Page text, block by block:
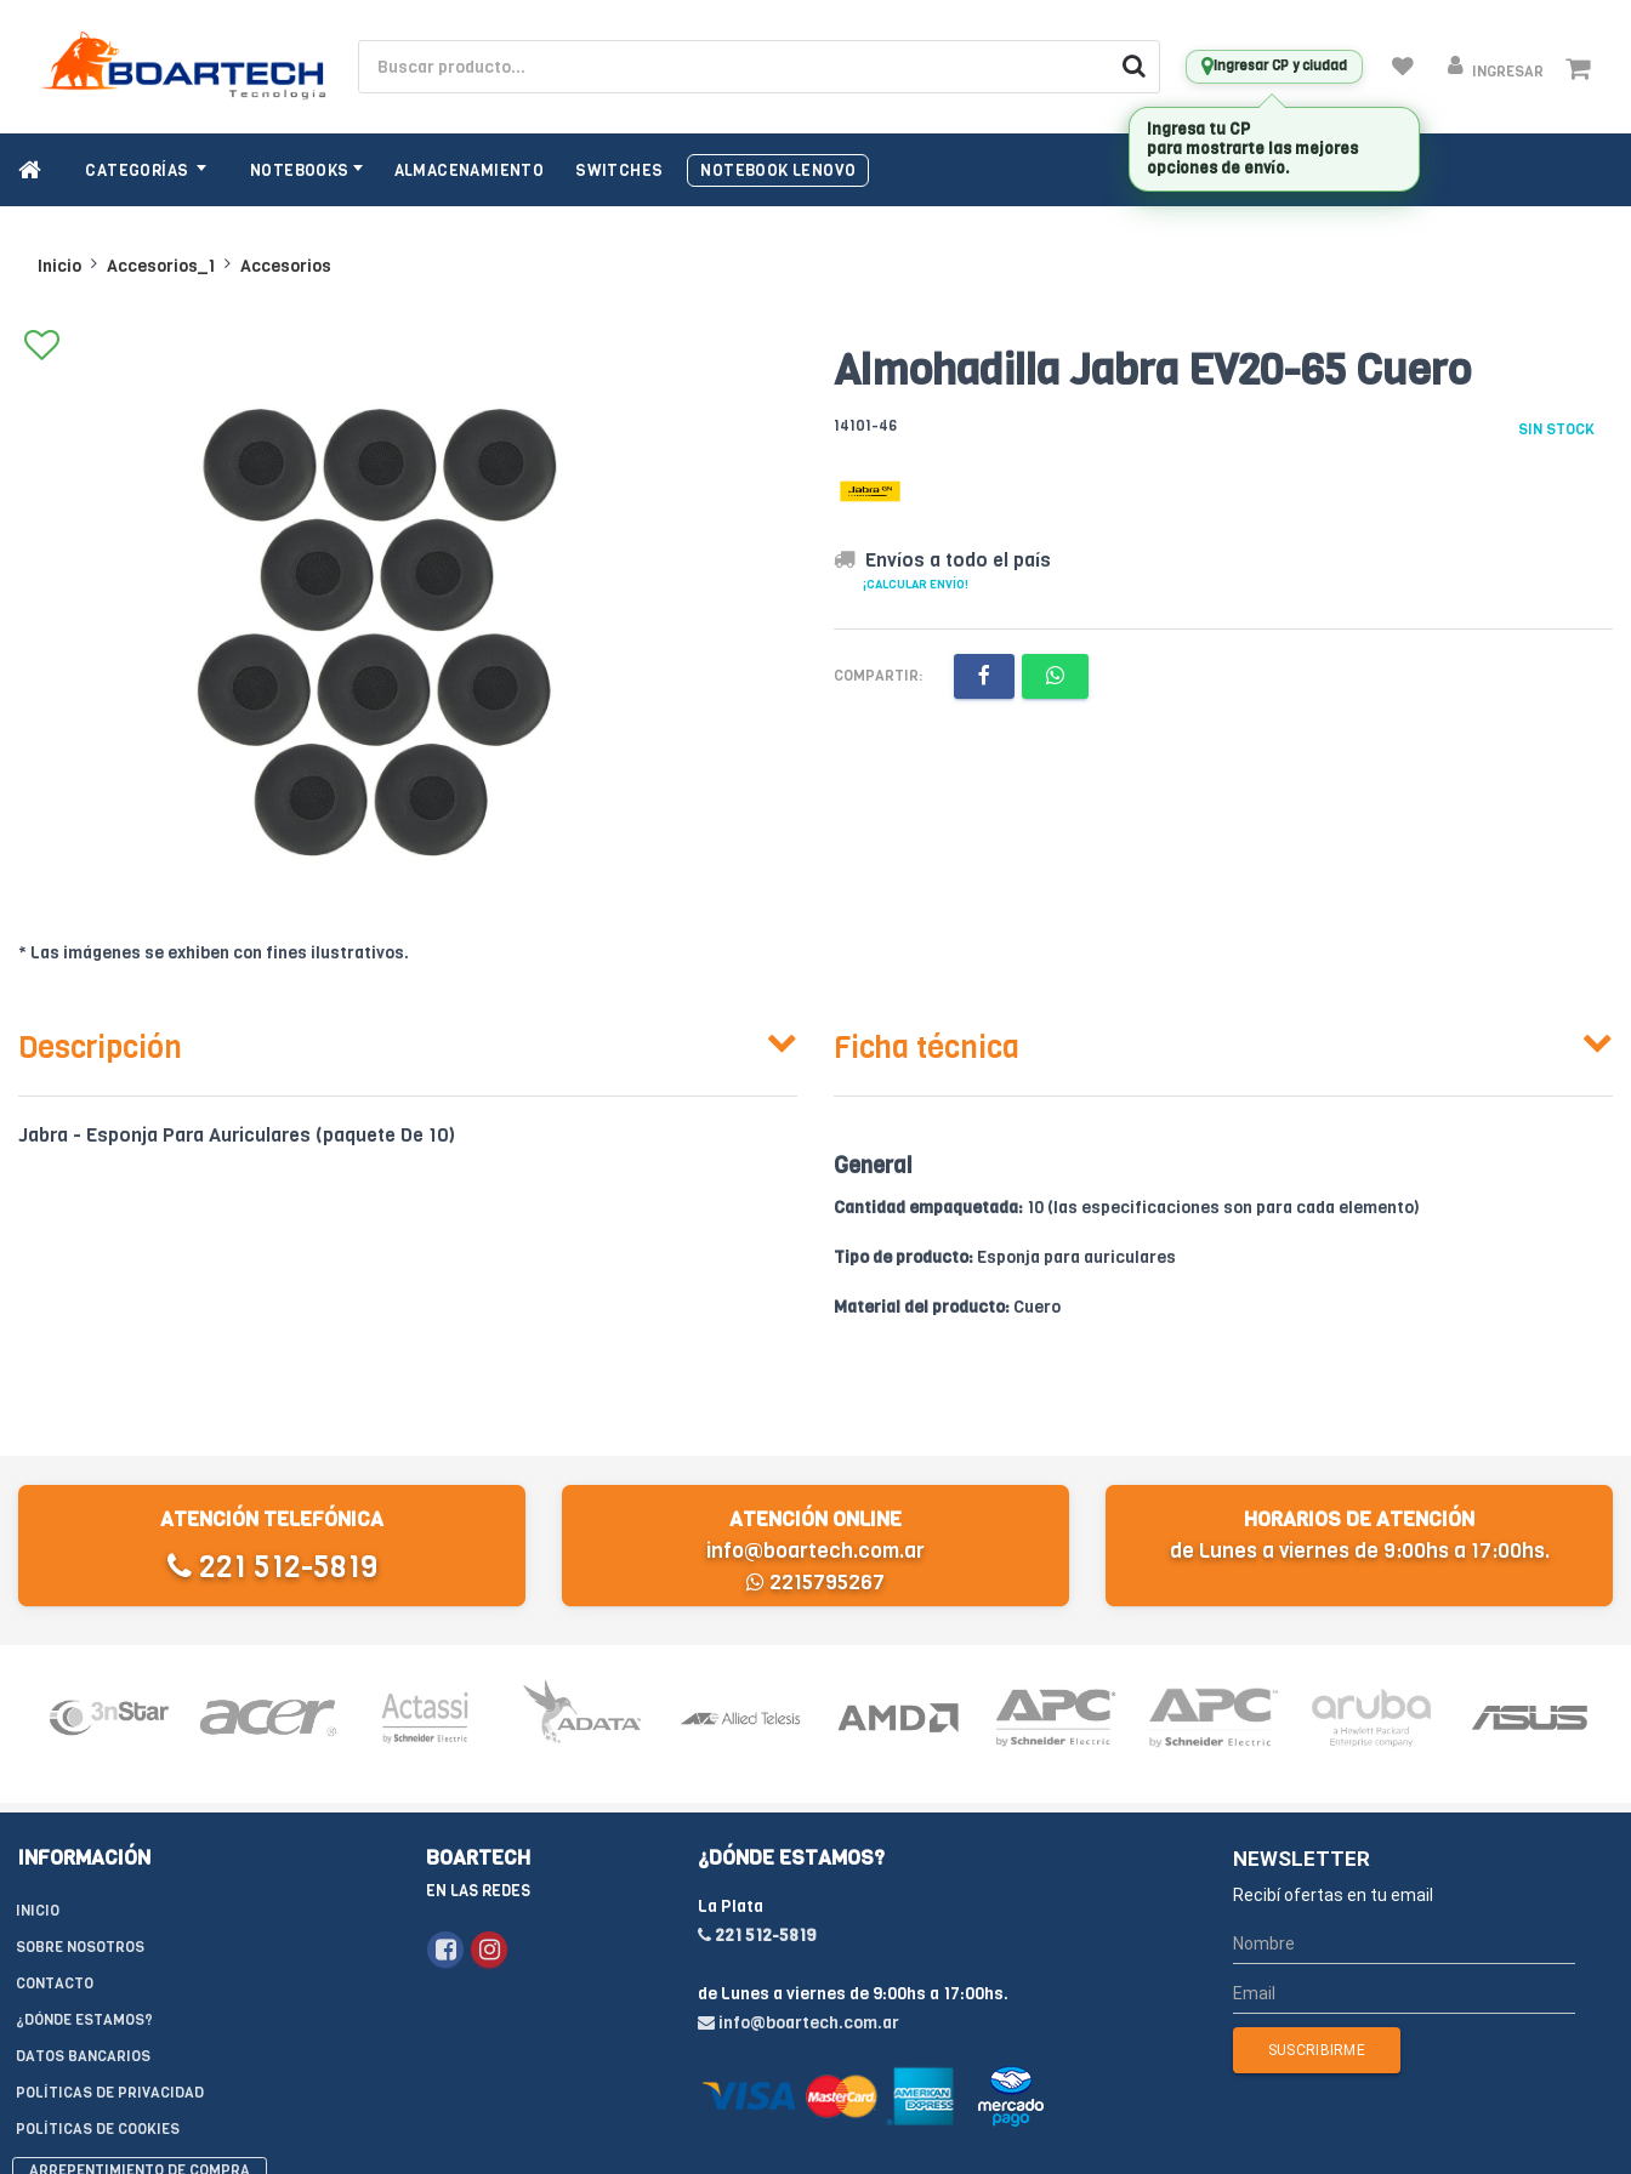
Ingresar CP y ciudad INGRESAR
CATEGORÍAS NOTEBOOKS ALMACENAMIENTO SWITCHES NOTEBOOK LENOVO
Inicio Accesorios_1 Accesorios
* Las imágenes se exhiben con fines ilustrativos.
Almohadilla Jabra EV20-65 Cuero
14101-46 SIN STOCK
Envíos a todo el país
¡CALCULAR ENVÍO!
COMPARTIR:
Descripción
Jabra - Esponja Para Auriculares (paquete De 10)
Ficha técnica
General
Cantidad empaquetada: 10 (las especificaciones son para cada elemento)
Tipo de producto: Esponja para auriculares
Material del producto: Cuero
ATENCIÓN TELEFÓNICA
221 512-5819
ATENCIÓN ONLINE
info@boartech.com.ar
2215795267
HORARIOS DE ATENCIÓN
de Lunes a viernes de 9:00hs a 17:00hs.
INFORMACIÓN
INICIO
SOBRE NOSOTROS
CONTACTO
¿DÓNDE ESTAMOS?
DATOS BANCARIOS
POLÍTICAS DE PRIVACIDAD
POLÍTICAS DE COOKIES
BOARTECH
EN LAS REDES
¿DÓNDE ESTAMOS?
La Plata
221 512-5819
de Lunes a viernes de 9:00hs a 17:00hs.
info@boartech.com.ar
NEWSLETTER
Recibí ofertas en tu email
Ingresa tu CP
para mostrarte las mejores
opciones de envío.